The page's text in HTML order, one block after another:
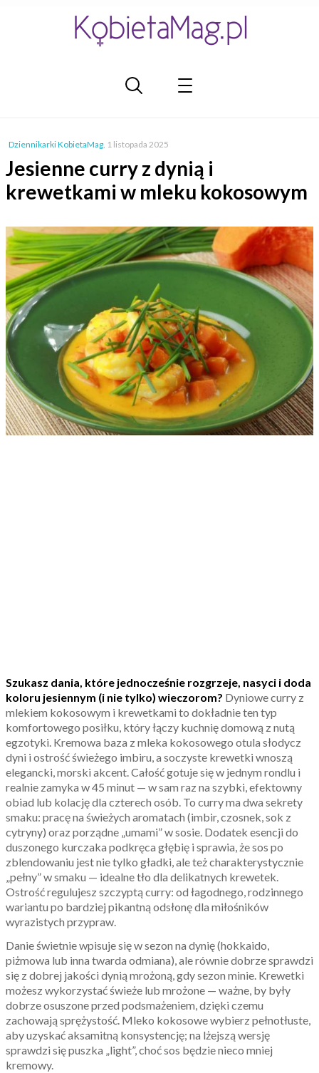
Dziennikarki KobietaMag, 1 listopada 2025
Jesienne curry z dynią i
krewetkami w mleku kokosowym
Szukasz dania, które jednocześnie rozgrzeje, nasyci i doda
koloru jesiennym (i nie tylko) wieczorom? Dyniowe curry z
mlekiem kokosowym i krewetkami to dokładnie ten typ
komfortowego posiłku, który łączy kuchnię domową z nutą
egzotyki. Kremowa baza z mleka kokosowego otula słodycz
dyni i ostrość świeżego imbiru, a soczyste krewetki wnoszą
elegancki, morski akcent. Całość gotuje się w jednym rondlu i
realnie zamyka w 45 minut — w sam raz na szybki, efektowny
obiad lub kolację dla czterech osób. To curry ma dwa sekrety
smaku: pracę na świeżych aromatach (imbir, czosnek, sok z
cytryny) oraz porządne „umami” w sosie. Dodatek esencji do
duszonego kurczaka podkręca głębię i sprawia, że sos po
zblendowaniu jest nie tylko gładki, ale też charakterystycznie
„pełny” w smaku — idealne tło dla delikatnych krewetek.
Ostrość regulujesz szczyptą curry: od łagodnego, rodzinnego
wariantu po bardziej pikantną odsłonę dla miłośników
wyrazistych przypraw.
Danie świetnie wpisuje się w sezon na dynię (hokkaido,
piżmowa lub inna twarda odmiana), ale równie dobrze sprawdzi
się z dobrej jakości dynią mrożoną, gdy sezon minie. Krewetki
możesz wykorzystać świeże lub mrożone — ważne, by były
dobrze osuszone przed podsmażeniem, dzięki czemu
zachowają sprężystość. Mleko kokosowe wybierz pełnotłuste,
aby uzyskać aksamitną konsystencję; na lżejszą wersję
sprawdzi się puszka „light”, choć sos będzie nieco mniej
kremowy.